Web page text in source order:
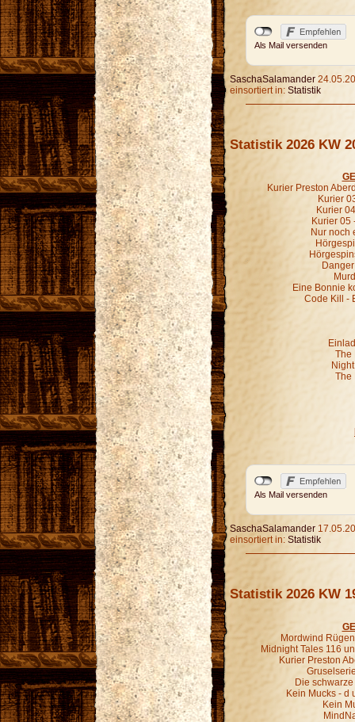
Als Mail versenden
SaschaSalamander
einsortiert in: Statistik
Statistik 2026 KW
Kurier Preston
Kurier
Kurier
Kurier 05
Nur noch
Eine Bonnie
Code Kill -
The
The
Als Mail versenden
SaschaSalamander
einsortiert in: Statistik
Statistik 2026 KW
Mordwind
Midnight Tales 116
Kurier Preston
Die
Kein Mucks - d
Kein